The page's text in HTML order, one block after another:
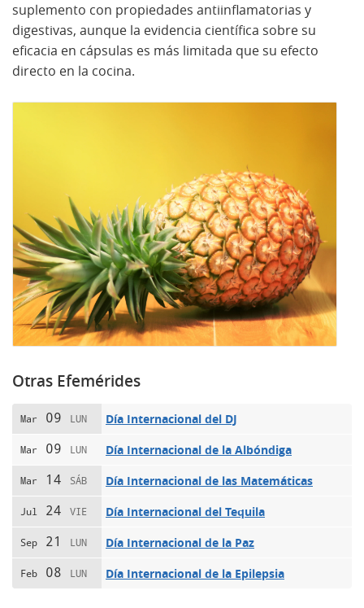
suplemento con propiedades antiinflamatorias y
digestivas, aunque la evidencia científica sobre su
eficacia en cápsulas es más limitada que su efecto
directo en la cocina.
Otras Efemérides
Mar 09 LUN Día Internacional del DJ
Mar 09 LUN Día Internacional de la Albóndiga
Mar 14 SÁB Día Internacional de las Matemáticas
Jul 24 VIE Día Internacional del Tequila
Sep 21 LUN Día Internacional de la Paz
Feb 08 LUN Día Internacional de la Epilepsia